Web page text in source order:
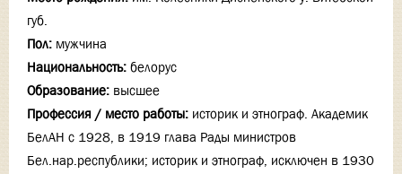
губ.
Пол: мужчина
Национальность: белорус
Образование: высшее
Профессия / место работы: историк и этнограф. Академик
БелАН с 1928, в 1919 глава Рады министров
Бел.нар.республики; историк и этнограф, исключен в 1930